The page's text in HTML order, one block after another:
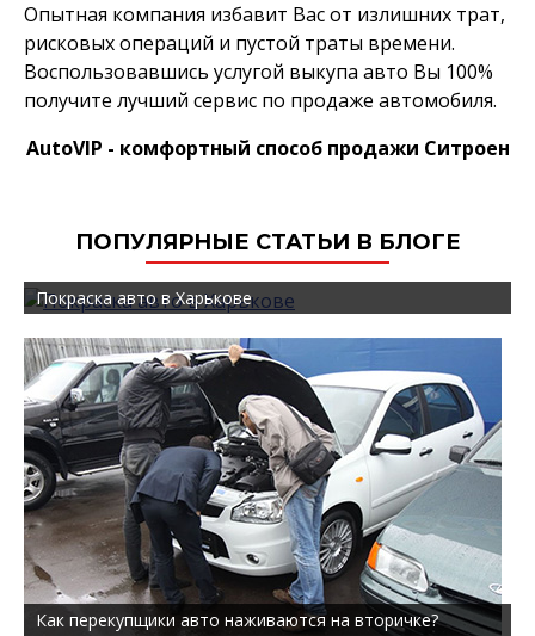
Опытная компания избавит Вас от излишних трат,
рисковых операций и пустой траты времени.
Воспользовавшись услугой выкупа авто Вы 100%
получите лучший сервис по продаже автомобиля.
AutoVIP - комфортный способ продажи Ситроен
ПОПУЛЯРНЫЕ СТАТЬИ В БЛОГЕ
Покраска авто в Харькове
Как перекупщики авто наживаются на вторичке?